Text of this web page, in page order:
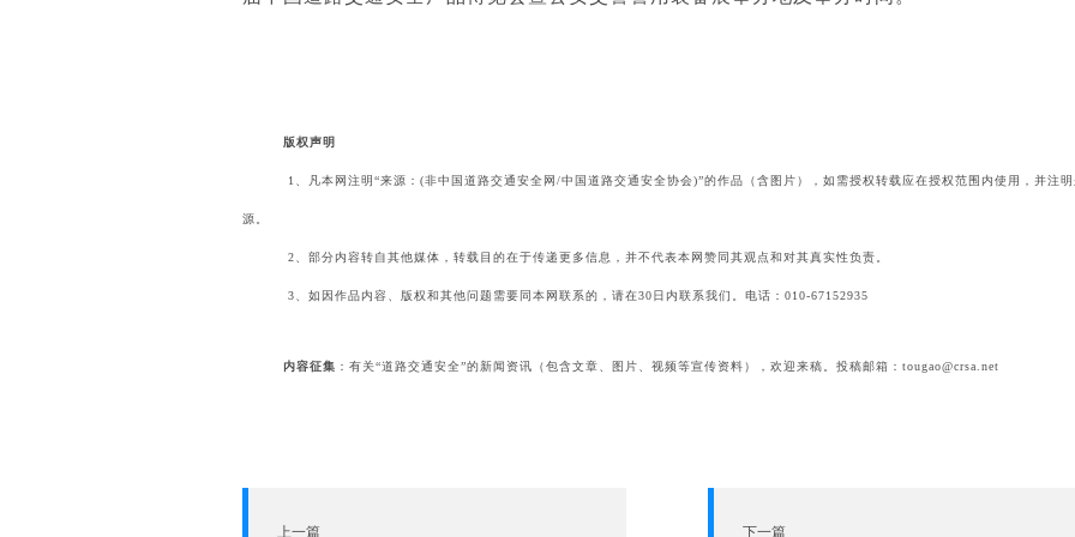
版权声明
1、凡本网注明“来源：(非中国道路交通安全网/中国道路交通安全协会)”的作品（含图片），如需授权转载应在授权范围内使用，并注
源。
2、部分内容转自其他媒体，转载目的在于传递更多信息，并不代表本网赞同其观点和对其真实性负责。
3、如因作品内容、版权和其他问题需要同本网联系的，请在30日内联系我们。电话：010-67152935
内容征集 ：有关“道路交通安全”的新闻资讯（包含文章、图片、视频等宣传资料），欢迎来稿。投稿邮箱：tougao@crsa.net
上一篇 下一篇